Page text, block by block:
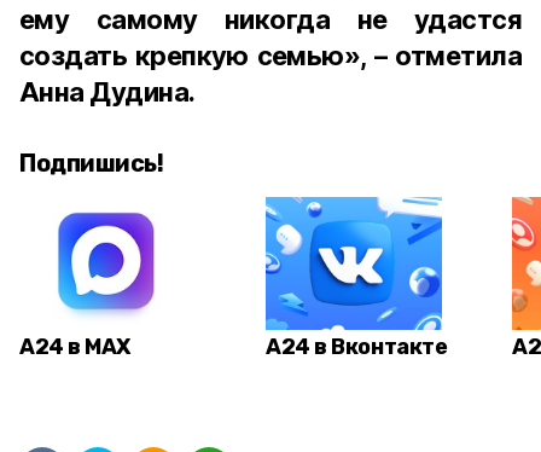
ему самому никогда не удастся
создать крепкую семью», – отметила
Анна Дудина.
Подпишись!
А24 в MAX А24 в Вконтакте